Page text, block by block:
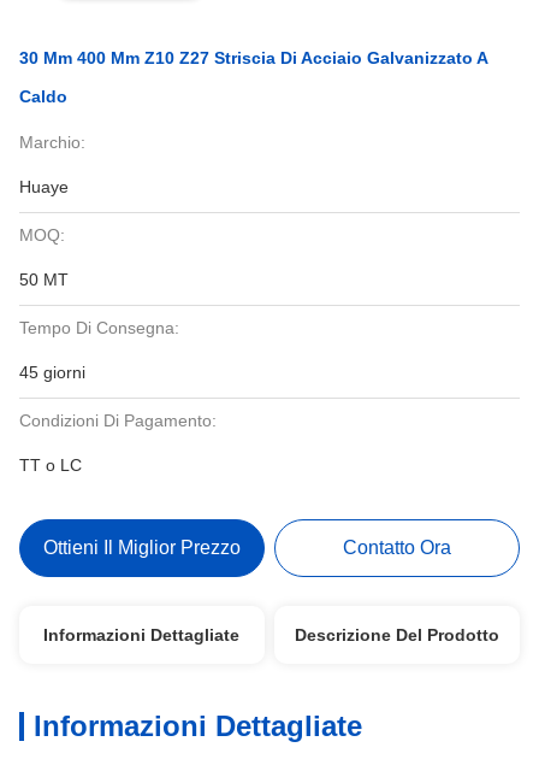
30 Mm 400 Mm Z10 Z27 Striscia Di Acciaio Galvanizzato A
Caldo
Marchio:
Huaye
MOQ:
50 MT
Tempo Di Consegna:
45 giorni
Condizioni Di Pagamento:
TT o LC
Ottieni Il Miglior Prezzo Contatto Ora
Informazioni Dettagliate Descrizione Del Prodotto
Informazioni Dettagliate